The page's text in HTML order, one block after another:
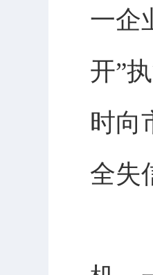
一企
开”
时向
全失
（